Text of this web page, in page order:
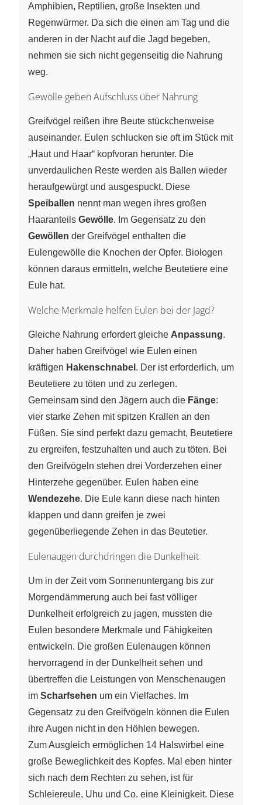
Amphibien, Reptilien, große Insekten und
Regenwürmer. Da sich die einen am Tag und die
anderen in der Nacht auf die Jagd begeben,
nehmen sie sich nicht gegenseitig die Nahrung
weg.
Gewölle geben Aufschluss über Nahrung
Greifvögel reißen ihre Beute stückchenweise
auseinander. Eulen schlucken sie oft im Stück mit
„Haut und Haar“ kopfvoran herunter. Die
unverdaulichen Reste werden als Ballen wieder
heraufgewürgt und ausgespuckt. Diese
Speiballen nennt man wegen ihres großen
Haaranteils Gewölle. Im Gegensatz zu den
Gewöllen der Greifvögel enthalten die
Eulengewölle die Knochen der Opfer. Biologen
können daraus ermitteln, welche Beutetiere eine
Eule hat.
Welche Merkmale helfen Eulen bei der Jagd?
Gleiche Nahrung erfordert gleiche Anpassung.
Daher haben Greifvögel wie Eulen einen
kräftigen Hakenschnabel . Der ist erforderlich, um
Beutetiere zu töten und zu zerlegen.
Gemeinsam sind den Jägern auch die Fänge:
vier starke Zehen mit spitzen Krallen an den
Füßen. Sie sind perfekt dazu gemacht, Beutetiere
zu ergreifen, festzuhalten und auch zu töten. Bei
den Greifvögeln stehen drei Vorderzehen einer
Hinterzehe gegenüber. Eulen haben eine
Wendezehe. Die Eule kann diese nach hinten
klappen und dann greifen je zwei
gegenüberliegende Zehen in das Beutetier.
Eulenaugen durchdringen die Dunkelheit
Um in der Zeit vom Sonnenuntergang bis zur
Morgendämmerung auch bei fast völliger
Dunkelheit erfolgreich zu jagen, mussten die
Eulen besondere Merkmale und Fähigkeiten
entwickeln. Die großen Eulenaugen können
hervorragend in der Dunkelheit sehen und
übertreffen die Leistungen von Menschenaugen
im Scharfsehen um ein Vielfaches. Im
Gegensatz zu den Greifvögeln können die Eulen
ihre Augen nicht in den Höhlen bewegen.
Zum Ausgleich ermöglichen 14 Halswirbel eine
große Beweglichkeit des Kopfes. Mal eben hinter
sich nach dem Rechten zu sehen, ist für
Schleiereule, Uhu und Co. eine Kleinigkeit. Diese